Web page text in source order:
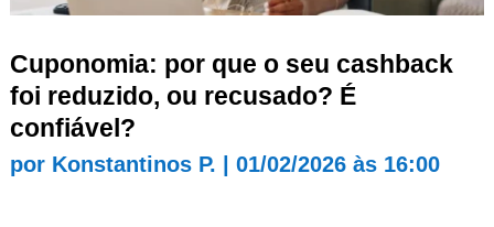
Cuponomia: por que o seu cashback
foi reduzido, ou recusado? É
confiável?
por Konstantinos P. 01/02/2026 às 16:00